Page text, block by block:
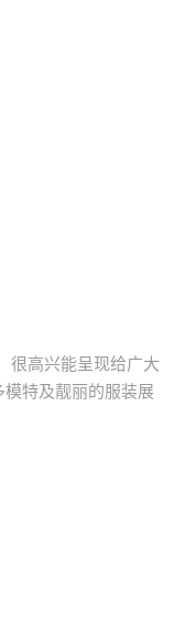
很高兴能呈现给广大
特及靓丽的服装展